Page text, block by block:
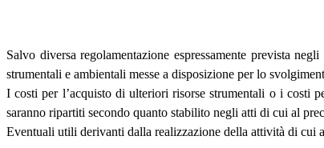
Salvo diversa regolamentazione espressamente prevista
strumentali e ambientali messe a disposizione per lo
I costi per l’acquisto di ulteriori risorse strumentali o i costi
saranno ripartiti secondo quanto stabilito negli atti di cui al
Eventuali utili derivanti dalla realizzazione della attività di cui